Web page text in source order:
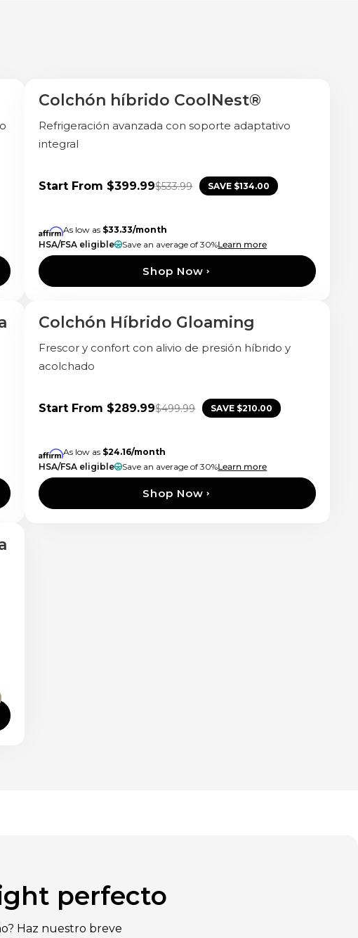
Almohadas Gratis
Colchón híbrido CoolNest®
Refrigeración avanzada con soporte adaptativo
integral
Start From $399.99$533.99 SAVE $134.00
As low as $33.33/month
HSA/FSA eligible
Save an average of 30%Learn more
Shop Now
Almohadas Gratis
Colchón Híbrido Gloaming
Frescor y confort con alivio de presión híbrido y
acolchado
Start From $289.99$499.99 SAVE $210.00
As low as $24.16/month
HSA/FSA eligible
Save an average of 30%Learn more
Shop Now
perfecto
Haz nuestro breve